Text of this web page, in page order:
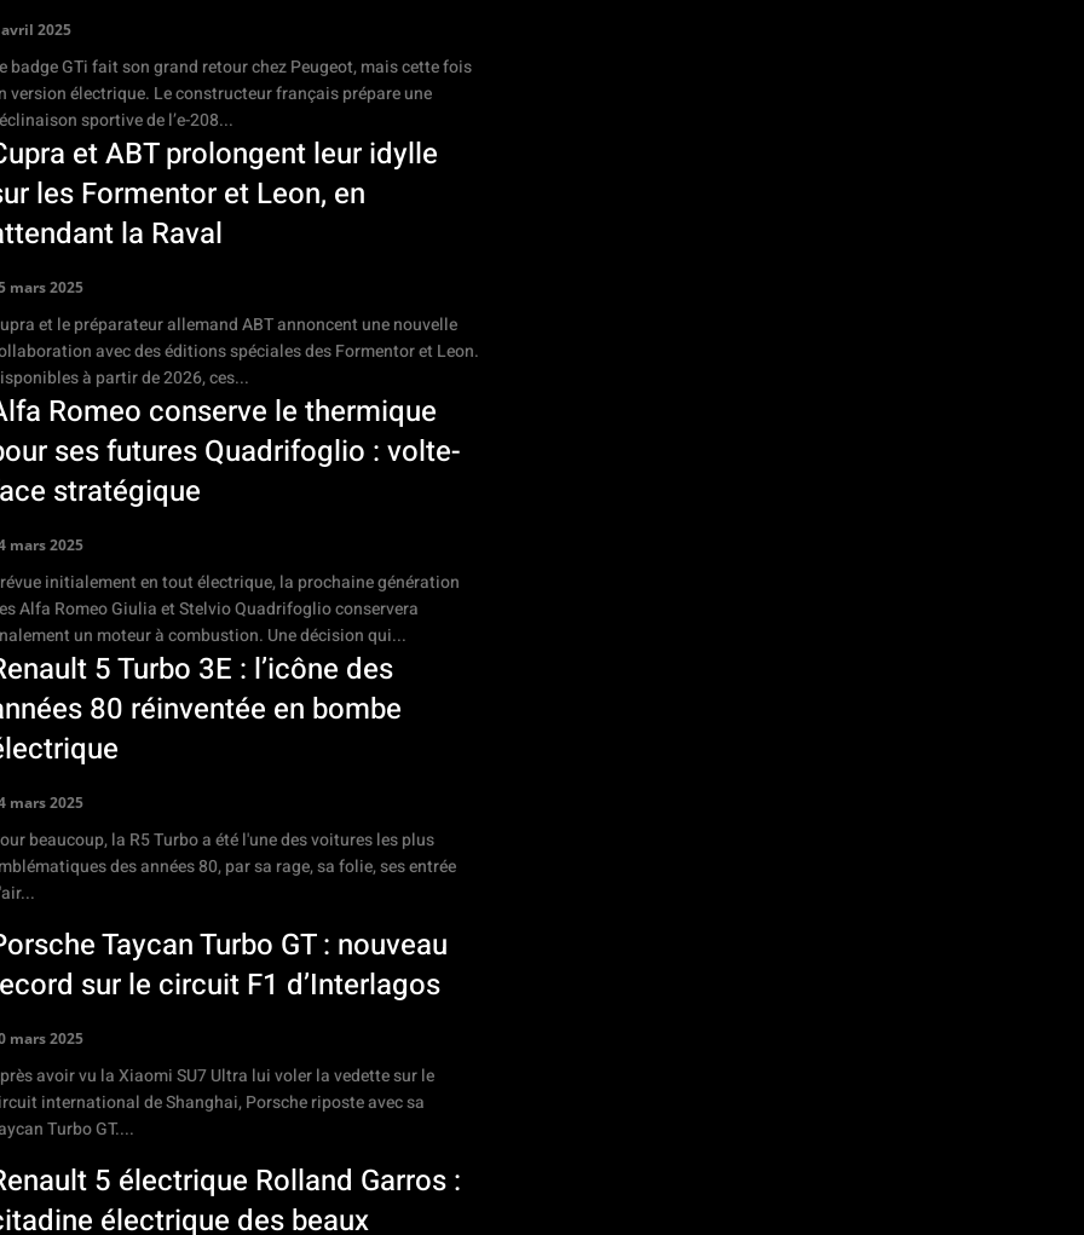
2025
badge GTi fait son grand retour chez Peugeot, mais cette fois
version électrique. Le constructeur français prépare une
sportive de l’e-208...
et ABT prolongent leur idylle
les Formentor et Leon, en
la Raval
mars 2025
et le préparateur allemand ABT annoncent une nouvelle
avec des éditions spéciales des Formentor et Leon.
à partir de 2026, ces...
Romeo conserve le thermique
ses futures Quadrifoglio : volte-
stratégique
mars 2025
initialement en tout électrique, la prochaine génération
Alfa Romeo Giulia et Stelvio Quadrifoglio conservera
un moteur à combustion. Une décision qui...
5 Turbo 3E : l’icône des
80 réinventée en bombe
mars 2025
beaucoup, la R5 Turbo a été l'une des voitures les plus
des années 80, par sa rage, sa folie, ses entrée
Taycan Turbo GT : nouveau
sur le circuit F1 d’Interlagos
mars 2025
avoir vu la Xiaomi SU7 Ultra lui voler la vedette sur le
international de Shanghai, Porsche riposte avec sa
Turbo GT....
5 électrique Rolland Garros :
électrique des beaux